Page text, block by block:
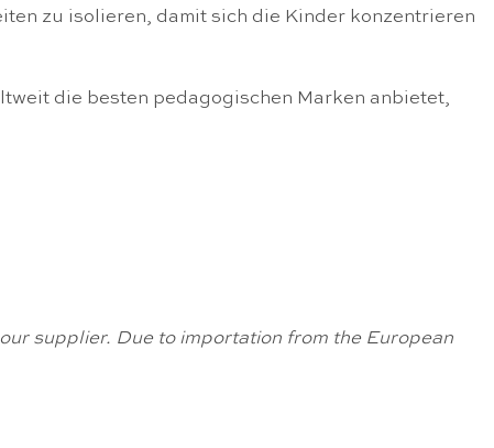
zu isolieren, damit sich die Kinder konzentrieren
die besten pedagogischen Marken anbietet,
supplier. Due to importation from the European